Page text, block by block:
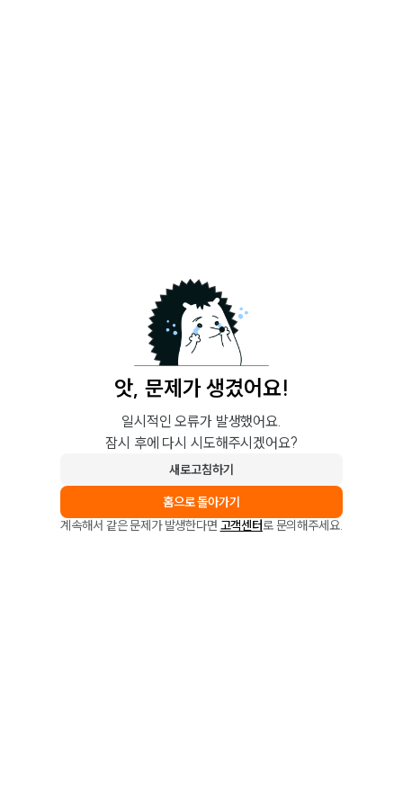
앗, 문제가 생겼어요!
일시적인 오류가 발생했어요.
잠시 후에 다시 시도해주시겠어요?
새로고침하기
홈으로 돌아가기
계속해서 같은 문제가 발생한다면 고객센터로 문의해주세요.